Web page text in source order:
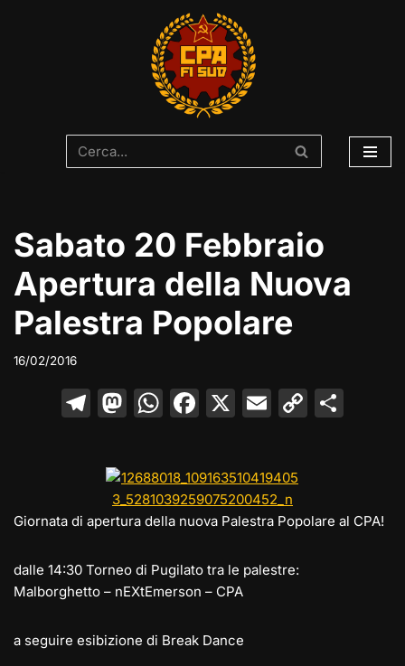
Sabato 20 Febbraio
Apertura della Nuova
Palestra Popolare
16/02/2016
T
e
gr
a
M
o
d
n
W
s
A
p
F
e
b
o
k
X E
l
C
Li vi
Giornata di apertura della nuova Palestra Popolare al CPA!
dalle 14:30 Torneo di Pugilato tra le palestre:
Malborghetto – nEXtEmerson – CPA
a seguire esibizione di Break Dance